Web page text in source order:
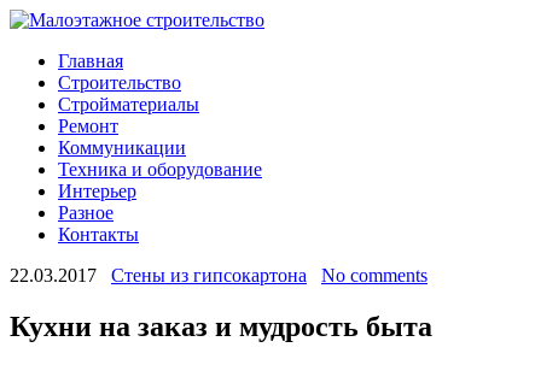
Главная
Строительство
Стройматериалы
Ремонт
Коммуникации
Техника и оборудование
Интерьер
Разное
Контакты
22.03.2017
Стены из гипсокартона No comments
Кухни на заказ и мудрость быта